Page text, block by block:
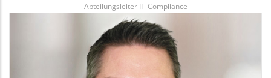
Abteilungsleiter IT-Compliance